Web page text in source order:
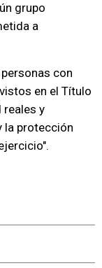
grupo
a
con
en el Título
reales y
la protección